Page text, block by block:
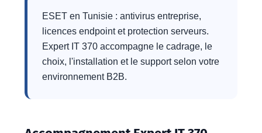
ESET en Tunisie : antivirus entreprise,
licences endpoint et protection serveurs.
Expert IT 370 accompagne le cadrage, le
choix, l'installation et le support selon votre
environnement B2B.